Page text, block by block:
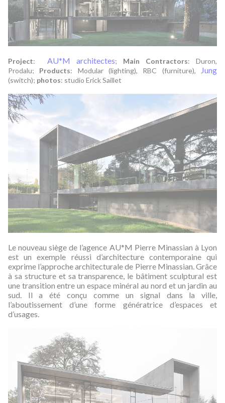
Project: AU*M architectes; Main Contractors: Duron,
Prodalu; Products: Modular (lighting), RBC (furniture), Jung
(switch); photos: studio Erick Saillet
Le nouveau siège de l’agence AU*M Pierre Minassian à Lyon
est un exemple réussi d’architecture contemporaine qui
exprime l’approche architecturale de Pierre Minassian. Grâce
à sa structure et sa transparence, le bâtiment sculptural est
une transition entre un espace minéral au nord et un jardin au
sud. Il a été conçu comme un signal dans la ville,
l’aboutissement d’une forme génératrice d’espaces et
d’usages.